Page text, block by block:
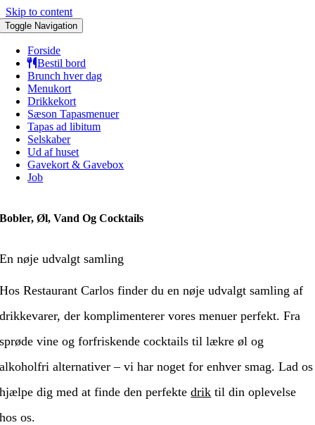
Skip to content
Toggle Navigation
Forside
Bestil bord
Brunch hver dag
Menukort
Drikkekort
Sæson Tapasmenuer
Tapas ad libitum
Selskaber
Ud af huset
Gavekort & Gavebox
Job
Bobler, Øl, Vand Og Cocktails
En nøje udvalgt samling
Hos Restaurant Carlos finder du en nøje udvalgt samling af
drikkevarer, der komplimenterer vores menuer perfekt. Fra
sprøde vine og forfriskende cocktails til lækre øl og
alkoholfri alternativer – vi har noget for enhver smag. Lad os
hjælpe dig med at finde den perfektedrik til din oplevelse
hos os.